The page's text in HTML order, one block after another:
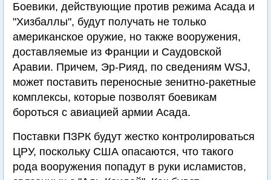
Боевики, действующие против режима Асада и
"Хизбаллы", будут получать не только
американское оружие, но также вооружения,
доставляемые из Франции и Саудовской
Аравии. Причем, Эр-Рияд, по сведениям WSJ,
может поставить переносные зенитно-ракетные
комплексы, которые позволят боевикам
бороться с авиацией армии Асада.
Поставки ПЗРК будут жестко контролироваться
ЦРУ, поскольку США опасаются, что такого
рода вооружения попадут в руки исламистов,